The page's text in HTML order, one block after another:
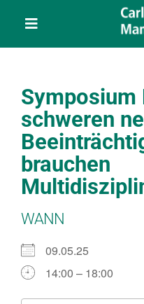
Toggle
Navigation
Über uns
Veranstaltungen
Service
Symposium
schweren
brauchen
WANN
09.05.25
14:00 – 18:00